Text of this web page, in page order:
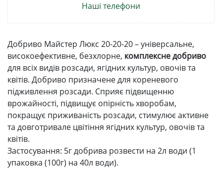
Наші телефони
Добриво Майстер Люкс 20-20-20 – універсальне,
високоефективне, безхлорне, комплексне добриво
для всіх видів розсади, ягідних культур, овочів та
квітів. Добриво призначене для кореневого
підживлення розсади. Сприяє підвищенню
врожайності, підвищує опірність хворобам,
покращує приживаність розсади, стимулює активне
та довготривале цвітіння ягідних культур, овочів та
квітів.
Застосування: 5г добрива розвести на 2л води (1
упаковка (100г) на 40л води).